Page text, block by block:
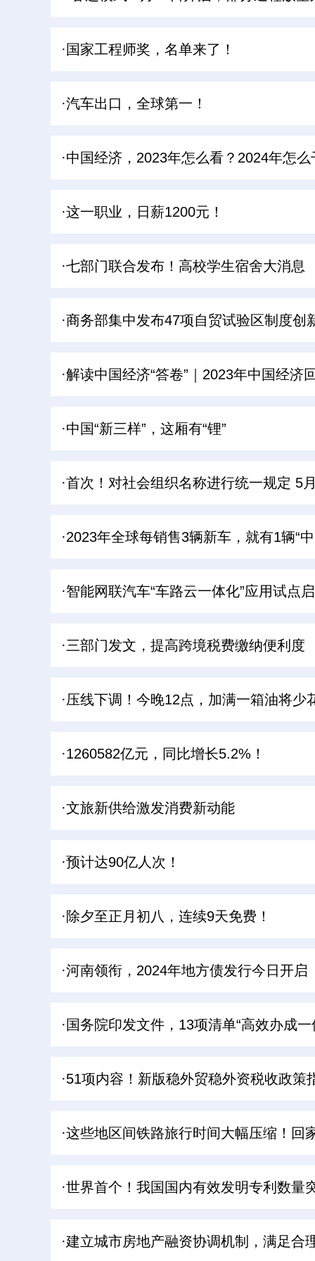
·国家工程师奖，名单来了！
·汽车出口，全球第一！
·中国经济，2023年怎么看？2024年怎么
·这一职业，日薪1200元！
·七部门联合发布！高校学生宿舍大消息
·商务部集中发布47项自贸试验区制度创
·解读中国经济“答卷”｜2023年中国经济
·中国“新三样”，这厢有“锂”
·首次！对社会组织名称进行统一规定 5
·2023年全球每销售3辆新车，就有1辆“
·智能网联汽车“车路云一体化”应用试点
·三部门发文，提高跨境税费缴纳便利度
·压线下调！今晚12点，加满一箱油将少
·1260582亿元，同比增长5.2%！
·文旅新供给激发消费新动能
·预计达90亿人次！
·除夕至正月初八，连续9天免费！
·河南领衔，2024年地方债发行今日开启
·国务院印发文件，13项清单“高效办成一
·51项内容！新版稳外贸稳外资税收政策
·这些地区间铁路旅行时间大幅压缩！回
·世界首个！我国国内有效发明专利数量
·建立城市房地产融资协调机制，满足合